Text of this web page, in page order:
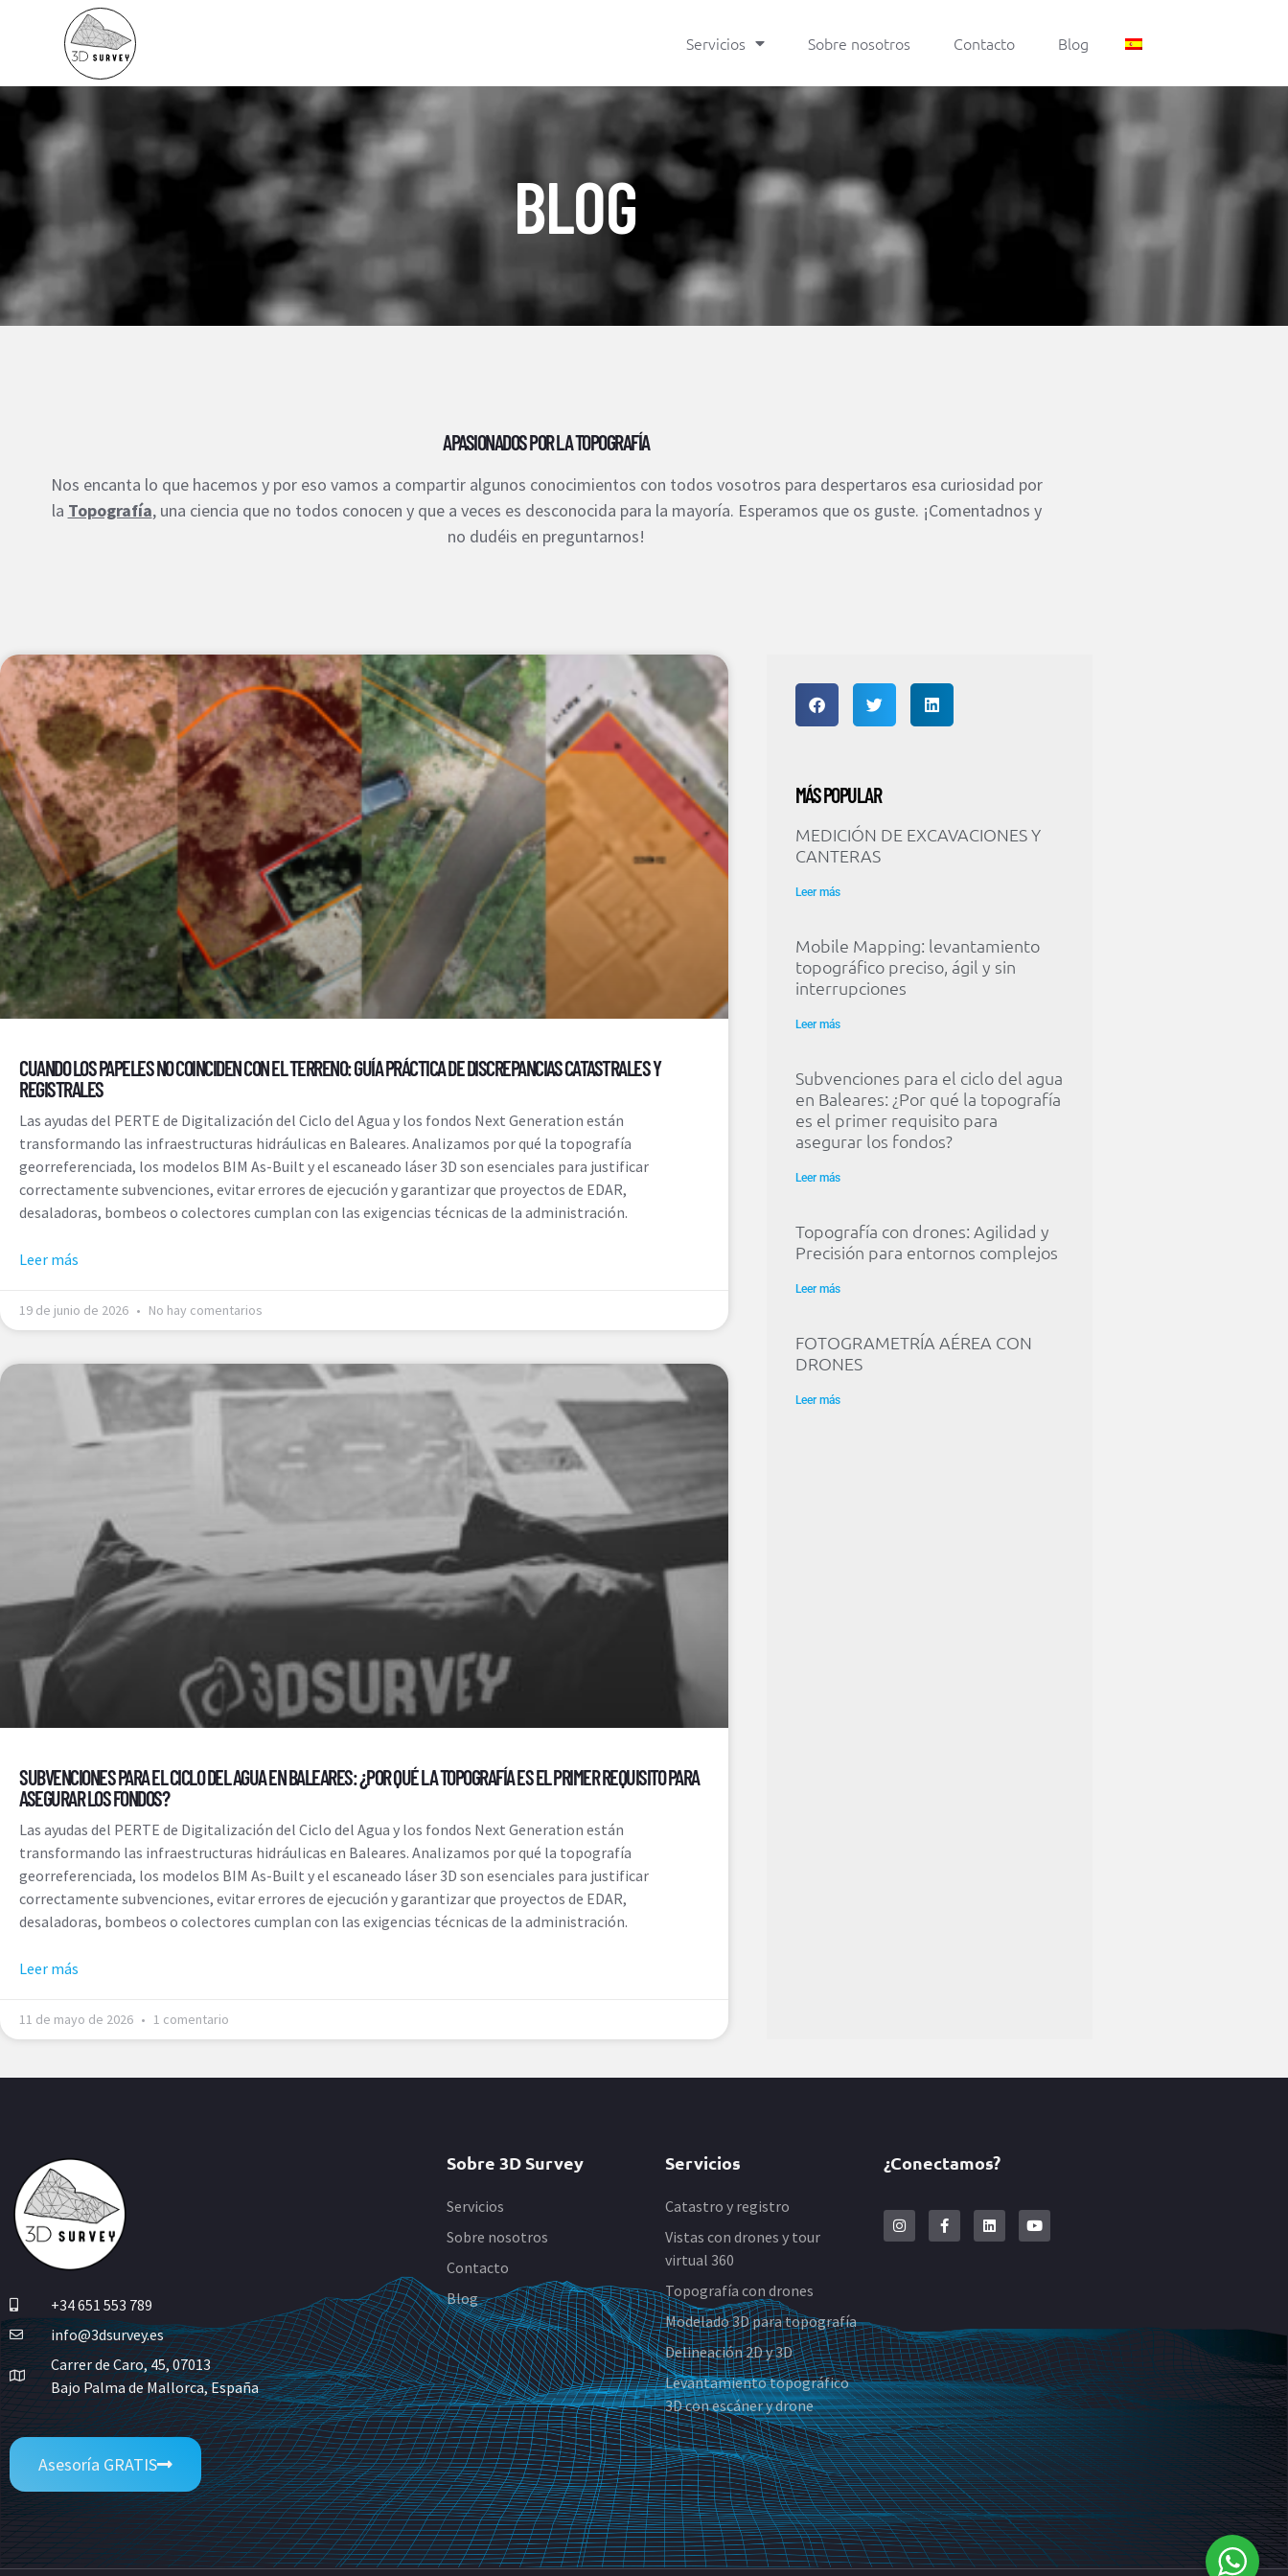
Servicios Sobre nosotros Contacto Blog
BLOG
APASIONADOS POR LA TOPOGRAFÍA
Nos encanta lo que hacemos y por eso vamos a compartir algunos conocimientos con todos vosotros para despertaros esa curiosidad por
la Topografía, una ciencia que no todos conocen y que a veces es desconocida para la mayoría. Esperamos que os guste. ¡Comentadnos y
no dudéis en preguntarnos!
CUANDO LOS PAPELES NO COINCIDEN CON EL TERRENO: GUÍA PRÁCTICA DE DISCREPANCIAS CATASTRALES Y
REGISTRALES
Las ayudas del PERTE de Digitalización del Ciclo del Agua y los fondos Next Generation están
transformando las infraestructuras hidráulicas en Baleares. Analizamos por qué la topografía
georreferenciada, los modelos BIM As-Built y el escaneado láser 3D son esenciales para justificar
correctamente subvenciones, evitar errores de ejecución y garantizar que proyectos de EDAR,
desaladoras, bombeos o colectores cumplan con las exigencias técnicas de la administración.
Leer más
19 de junio de 2026 No hay comentarios
SUBVENCIONES PARA EL CICLO DEL AGUA EN BALEARES: ¿POR QUÉ LA TOPOGRAFÍA ES EL PRIMER REQUISITO PARA
ASEGURAR LOS FONDOS?
Las ayudas del PERTE de Digitalización del Ciclo del Agua y los fondos Next Generation están
transformando las infraestructuras hidráulicas en Baleares. Analizamos por qué la topografía
georreferenciada, los modelos BIM As-Built y el escaneado láser 3D son esenciales para justificar
correctamente subvenciones, evitar errores de ejecución y garantizar que proyectos de EDAR,
desaladoras, bombeos o colectores cumplan con las exigencias técnicas de la administración.
Leer más
11 de mayo de 2026 1 comentario
MÁS POPULAR
MEDICIÓN DE EXCAVACIONES Y
CANTERAS
Leer más
Mobile Mapping: levantamiento
topográfico preciso, ágil y sin
interrupciones
Leer más
Subvenciones para el ciclo del agua
en Baleares: ¿Por qué la topografía
es el primer requisito para
asegurar los fondos?
Leer más
Topografía con drones: Agilidad y
Precisión para entornos complejos
Leer más
FOTOGRAMETRÍA AÉREA CON
DRONES
Leer más
+34 651 553 789
info@3dsurvey.es
Carrer de Caro, 45, 07013
Bajo Palma de Mallorca, España
Asesoría GRATIS
Sobre 3D Survey
Servicios
Sobre nosotros
Contacto
Blog
Servicios
Catastro y registro
Vistas con drones y tour
virtual 360
Topografía con drones
Modelado 3D para topografía
Delineación 2D y 3D
Levantamiento topográfico
3D con escáner y drone
¿Conectamos?